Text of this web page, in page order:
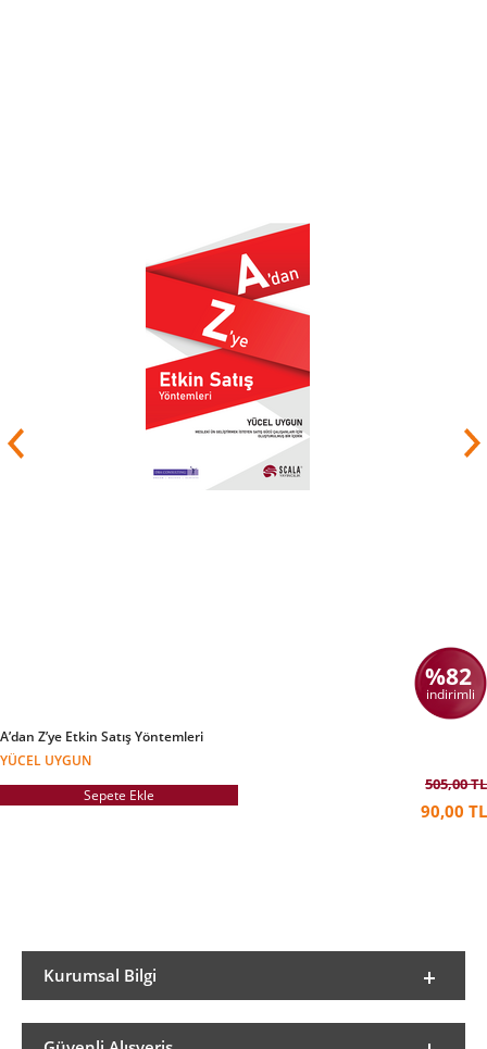
%82
indirimli
A’dan Z’ye Etkin Satış Yöntemleri
YÜCEL UYGUN
Sepete Ekle
505,00 TL
90,00 TL
Kurumsal Bilgi